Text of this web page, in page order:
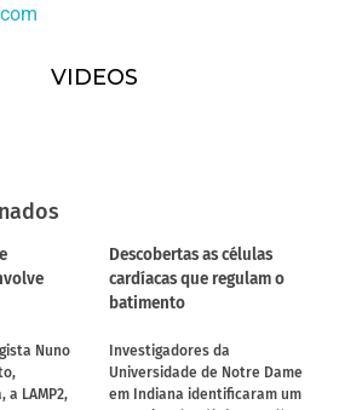
VIDEOS
Nuno
LAMP2,
Descobertas as células
cardíacas que regulam o
batimento
Investigadores da
Universidade de Notre Dame
em Indiana identificaram um